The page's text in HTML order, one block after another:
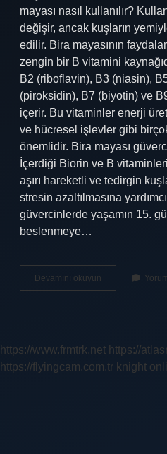
mayası nasıl kullanılır?
değişir, ancak kuşların
edilir. Bira mayasının
zengin bir B vitamini
B2 (riboflavin), B3 (niasin),
(piroksidin), B7 (biyotin) ve
içerir. Bu vitaminler enerji
ve hücresel işlevler gibi
önemlidir. Bira mayası
İçerdiği Biorin ve B
aşırı hareketli ve tedirgin
stresin azaltılmasına
güvercinlerde yaşamın 15.
beslenmeye…
Devamını okuyun
Için
Yarar
https://www.frmtrk.net https://
https://flyingcam.com.tr knight